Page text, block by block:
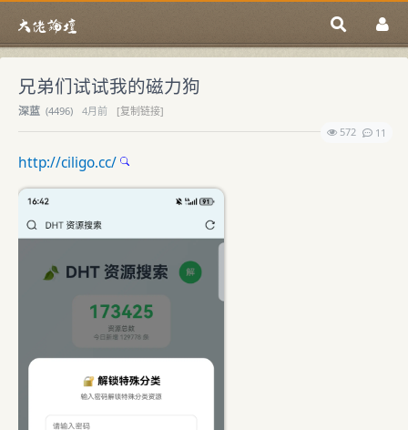
兄弟们试试我的磁力狗
深蓝 (4496) 4月前
[复制链接]
572
11
http://ciligo.cc/